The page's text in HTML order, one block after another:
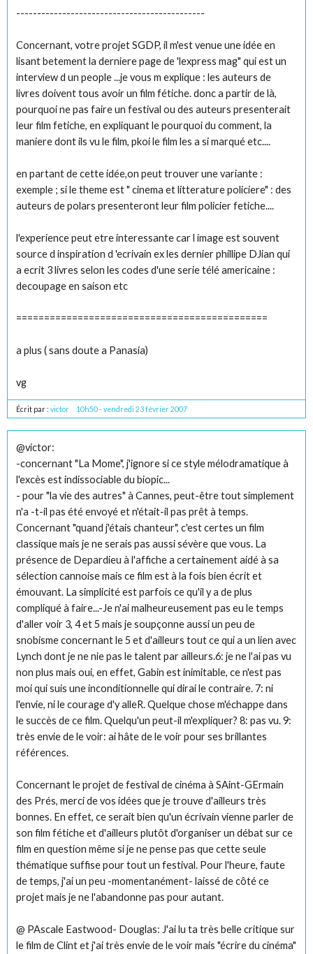
---------------------------------------------
Concernant, votre projet SGDP, il m'est venue une idée en
lisant betement la derniere page de 'lexpress mag" qui est un
interview d un people ...je vous m explique : les auteurs de
livres doivent tous avoir un film fétiche. donc a partir de là,
pourquoi ne pas faire un festival ou des auteurs presenterait
leur film fetiche, en expliquant le pourquoi du comment, la
maniere dont ils vu le film, pkoi le film les a si marqué etc....
en partant de cette idée,on peut trouver une variante :
exemple ; si le theme est " cinema et litterature policiere" : des
auteurs de polars presenteront leur film policier fetiche....
l'experience peut etre interessante car l image est souvent
source d inspiration d 'ecrivain ex les dernier phillipe DJian qui
a ecrit 3 livres selon les codes d'une serie télé americaine :
decoupage en saison etc
=============================================
a plus ( sans doute a Panasia)
vg
Écrit par :victor 10h50-vendredi 23 février 2007
@victor:
-concernant "La Mome", j'ignore si ce style mélodramatique à
l'excès est indissociable du biopic...
- pour "la vie des autres" à Cannes, peut-être tout simplement
n'a -t-il pas été envoyé et n'était-il pas prêt à temps.
Concernant "quand j'étais chanteur", c'est certes un film
classique mais je ne serais pas aussi sévère que vous. La
présence de Depardieu à l'affiche a certainement aidé à sa
sélection cannoise mais ce film est à la fois bien écrit et
émouvant. La simplicité est parfois ce qu'il y a de plus
compliqué à faire...-Je n'ai malheureusement pas eu le temps
d'aller voir 3, 4 et 5 mais je soupçonne aussi un peu de
snobisme concernant le 5 et d'ailleurs tout ce qui a un lien avec
Lynch dont je ne nie pas le talent par ailleurs.6: je ne l'ai pas vu
non plus mais oui, en effet, Gabin est inimitable, ce n'est pas
moi qui suis une inconditionnelle qui dirai le contraire. 7: ni
l'envie, ni le courage d'y alleR. Quelque chose m'échappe dans
le succès de ce film. Quelqu'un peut-il m'expliquer? 8: pas vu. 9:
très envie de le voir: ai hâte de le voir pour ses brillantes
références.
Concernant le projet de festival de cinéma à SAint-GErmain
des Prés, merci de vos idées que je trouve d'ailleurs très
bonnes. En effet, ce serait bien qu'un écrivain vienne parler de
son film fétiche et d'ailleurs plutôt d'organiser un débat sur ce
film en question même si je ne pense pas que cette seule
thématique suffise pour tout un festival. Pour l'heure, faute
de temps, j'ai un peu -momentanément- laissé de côté ce
projet mais je ne l'abandonne pas pour autant.
@ PAscale Eastwood- Douglas: J'ai lu ta très belle critique sur
le film de Clint et j'ai très envie de le voir mais "écrire du cinéma"